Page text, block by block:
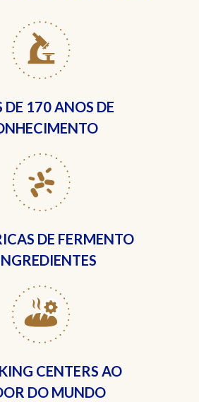
DE 170 ANOS DE
DE FERMENTO
CENTERS AO
DO MUNDO